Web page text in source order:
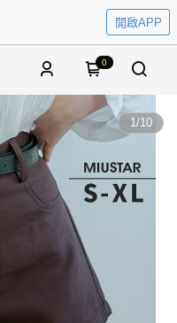
開啟APP
0
1/10